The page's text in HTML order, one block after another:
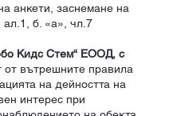
анкети, заснемане на
б. «а», чл.7
Кидс Стем“ ЕООД, с
от вътрешните правила
на дейността на
интерес при